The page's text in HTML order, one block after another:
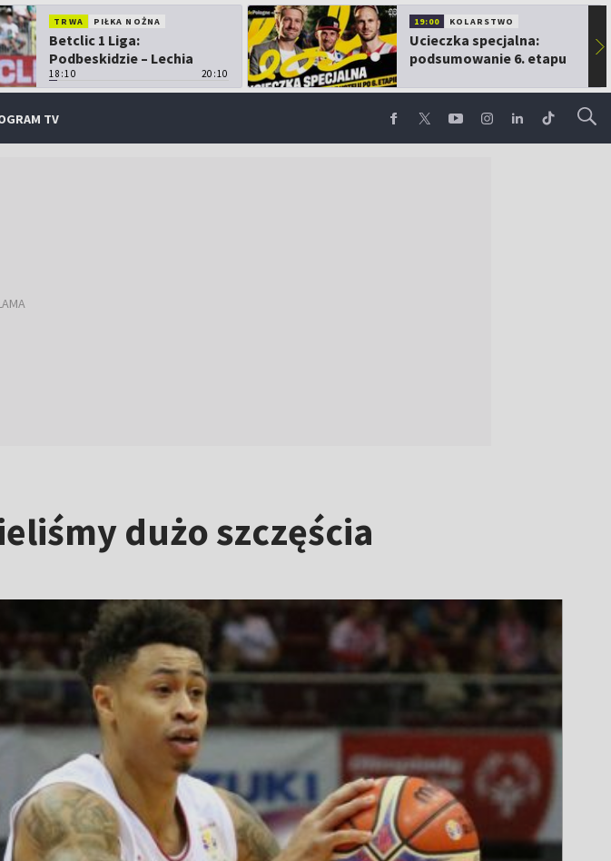
TRWA PIŁKA NOŻNA
Betclic 1 Liga:
Podbeskidzie – Lechia
Gdańsk
18:10 20:10
19:00 KOLARSTWO
Ucieczka specjalna:
podsumowanie 6. etapu
▶
TV
dużo szczęścia